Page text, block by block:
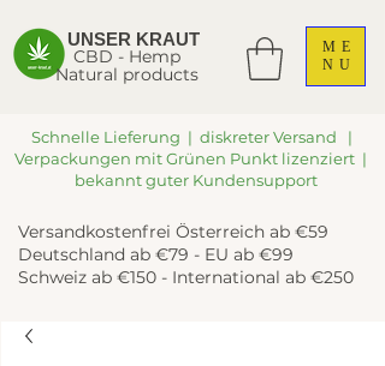
UNSER KRAUT
CBD - Hemp
Natural products
ME
NU
Schnelle Lieferung | diskreter Versand |
Verpackungen mit Grünen Punkt lizenziert |
bekannt guter Kundensupport
Versandkostenfrei Österreich ab €59
Deutschland ab €79 - EU ab €99
Schweiz ab €150 - International ab €250